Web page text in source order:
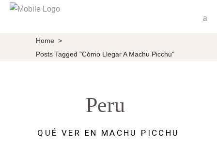
Home >
Posts Tagged "Cómo Llegar A Machu Picchu"
Peru
QUÉ VER EN MACHU PICCHU